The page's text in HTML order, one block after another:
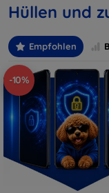
Hüllen und
Empfohlen
-10%